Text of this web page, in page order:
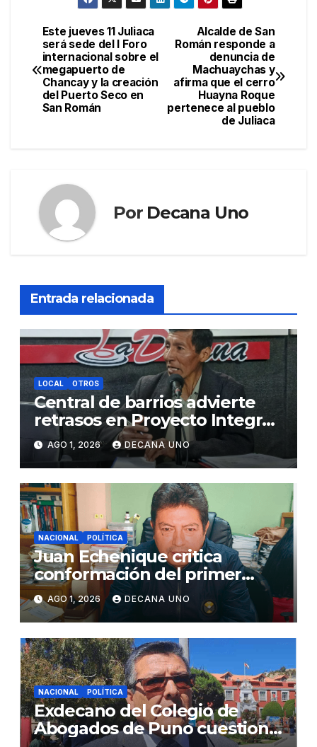
Navegación
de
entradas
Alcalde de San
Román responde a
denuncia de
Machuaychas y
afirma que el cerro
Huayna Roque
pertenece al pueblo
de Juliaca
Este jueves 11 Juliaca
será sede del I Foro
internacional sobre el
megapuerto de
Chancay y la creación
del Puerto Seco en
San Román
Por Decana Uno
Entrada relacionada
LOCAL OTROS
Central de barrios advierte
retrasos en Proyecto Integral
de Agua y Alcantarillado para
Juliaca
AGO 1, 2026 DECANA UNO
NACIONAL POLÍTICA
Juan Echenique critica
conformación del primer
gabinete ministerial de Keiko
Fujimori
AGO 1, 2026 DECANA UNO
NACIONAL POLÍTICA
Exdecano del Colegio de
Abogados de Puno cuestiona